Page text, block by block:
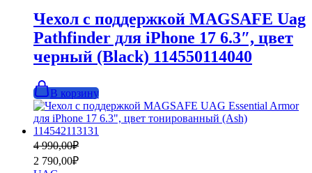
Чехол с поддержкой MAGSAFE Uag
Pathfinder для iPhone 17 6.3″, цвет
черный (Black) 114550114040
В корзину
4 990,00₽
Первоначальная
цена
составляла
2 790,00₽
Текущая
цена:
2